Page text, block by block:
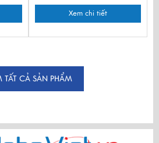
Xem chi tiết
TẤT CẢ SẢN PHẨM